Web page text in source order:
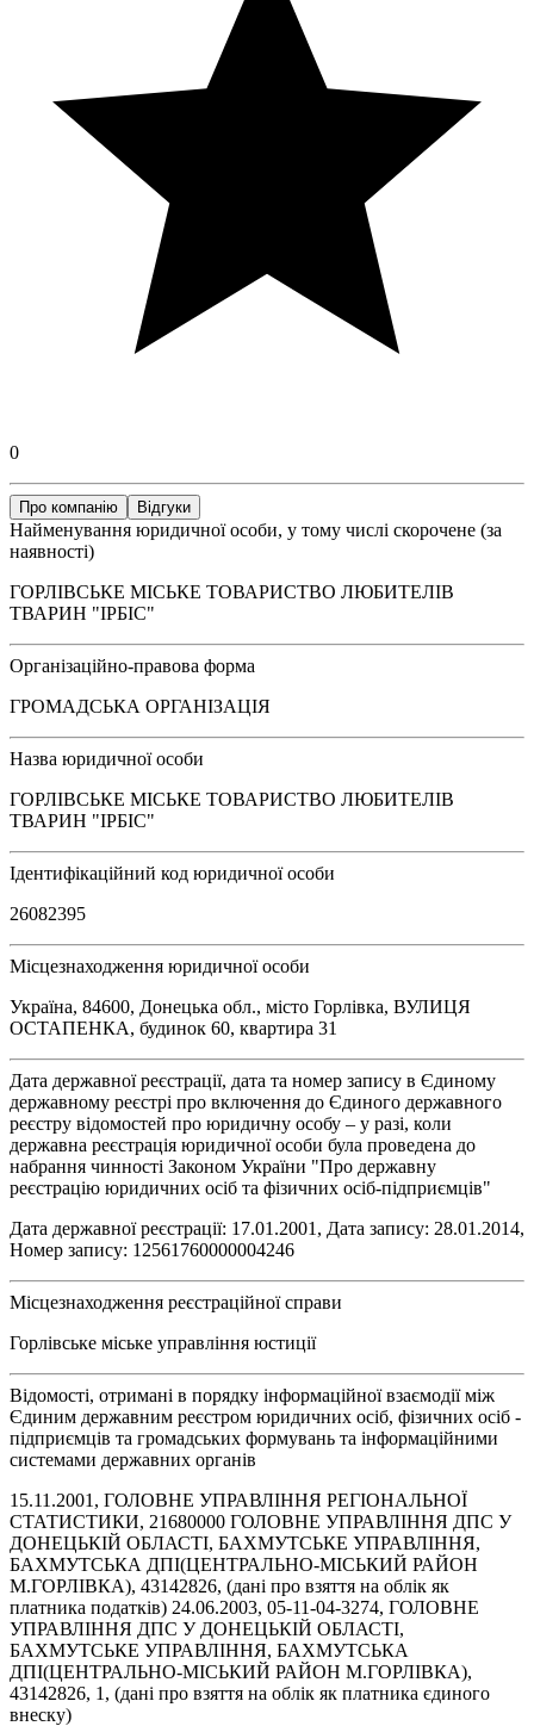
0
Про компанію Відгуки
Найменування юридичної особи, у тому числі скорочене (за
наявності)
ГОРЛІВСЬКЕ МІСЬКЕ ТОВАРИСТВО ЛЮБИТЕЛІВ
ТВАРИН "ІРБІС"
Організаційно-правова форма
ГРОМАДСЬКА ОРГАНІЗАЦІЯ
Назва юридичної особи
ГОРЛІВСЬКЕ МІСЬКЕ ТОВАРИСТВО ЛЮБИТЕЛІВ
ТВАРИН "ІРБІС"
Ідентифікаційний код юридичної особи
26082395
Місцезнаходження юридичної особи
Україна, 84600, Донецька обл., місто Горлівка, ВУЛИЦЯ
ОСТАПЕНКА, будинок 60, квартира 31
Дата державної реєстрації, дата та номер запису в Єдиному
державному реєстрі про включення до Єдиного державного
реєстру відомостей про юридичну особу – у разі, коли
державна реєстрація юридичної особи була проведена до
набрання чинності Законом України "Про державну
реєстрацію юридичних осіб та фізичних осіб-підприємців"
Дата державної реєстрації: 17.01.2001, Дата запису: 28.01.2014,
Номер запису: 12561760000004246
Місцезнаходження реєстраційної справи
Горлівське міське управління юстиції
Відомості, отримані в порядку інформаційної взаємодії між
Єдиним державним реєстром юридичних осіб, фізичних осіб -
підприємців та громадських формувань та інформаційними
системами державних органів
15.11.2001, ГОЛОВНЕ УПРАВЛІННЯ РЕГІОНАЛЬНОЇ
СТАТИСТИКИ, 21680000 ГОЛОВНЕ УПРАВЛІННЯ ДПС У
ДОНЕЦЬКІЙ ОБЛАСТІ, БАХМУТСЬКЕ УПРАВЛІННЯ,
БАХМУТСЬКА ДПІ(ЦЕНТРАЛЬНО-МІСЬКИЙ РАЙОН
М.ГОРЛІВКА), 43142826, (дані про взяття на облік як
платника податків) 24.06.2003, 05-11-04-3274, ГОЛОВНЕ
УПРАВЛІННЯ ДПС У ДОНЕЦЬКІЙ ОБЛАСТІ,
БАХМУТСЬКЕ УПРАВЛІННЯ, БАХМУТСЬКА
ДПІ(ЦЕНТРАЛЬНО-МІСЬКИЙ РАЙОН М.ГОРЛІВКА),
43142826, 1, (дані про взяття на облік як платника єдиного
внеску)